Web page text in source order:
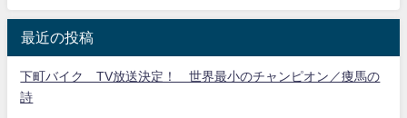
最近の投稿
下町バイク TV放送決定！ 世界最小のチャンピオン／痩馬の
詩